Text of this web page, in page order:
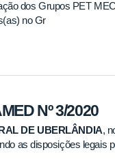
dos Grupos PET
no Gr
Nº 3/2020
DE UBERLÂNDIA,
as disposições legais